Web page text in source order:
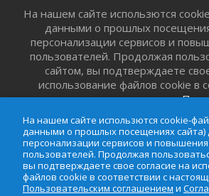
01 августа 2026
Безмолвный крик о помощи
01 августа 2026
В музей всей семьёй
01 августа 2026
Без заявлений и очередей
Не женское это дело...уверены?
01 августа 2026
Все силы в кулак
01 августа 2026
На нашем сайте использются
данными о прошлых
персонализации сервисов и
пользователей. Продолжая
сайтом, вы подтверждаете
использование файлов cookie в
настоящим уведомлением,
соглашением
конфиденциальности. Запретить
можно в настройке
На нашем сайте использются cookie-
данными о прошлых посещениях сайта)
персонализации сервисов и повышения
пользователей. Продолжая
вы подтверждаете свое согласие на
файлов cookie в соответствии с
Пользовательским соглашением и